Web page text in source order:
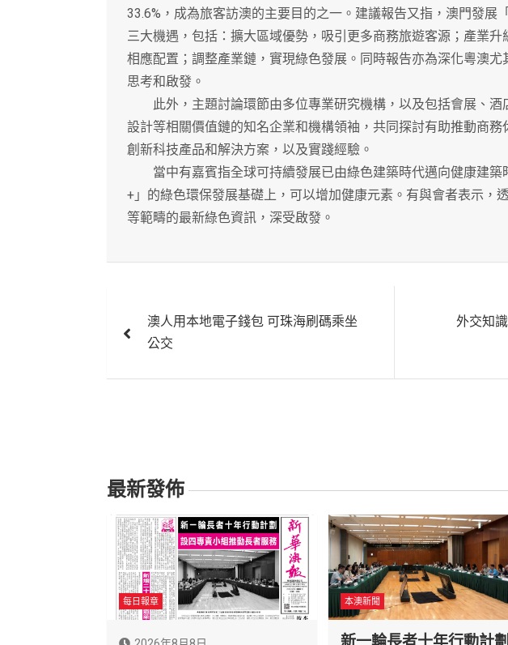
33.6%，成為旅客訪澳的主要目的之一。建議報告又指，澳門發展
三大機遇，包括：擴大區域優勢，吸引更多商務旅遊客源；產業
相應配置；調整產業鏈，實現綠色發展。同時報告亦為深化粵澳尤
思考和啟發。
此外，主題討論環節由多位專業研究機構，以及包括會展、酒
設計等相關價值鏈的知名企業和機構領袖，共同探討有助推動商
創新科技產品和解決方案，以及實踐經驗。
當中有嘉賓指全球可持續發展已由綠色建築時代邁向健康建築
+」的綠色環保發展基礎上，可以增加健康元素。有與會者表示，
等範疇的最新綠色資訊，深受啟發。
章
澳人用本地電子錢包 可珠海刷碼乘坐
公交
外交知
最新發佈
每日報章 本澳新聞